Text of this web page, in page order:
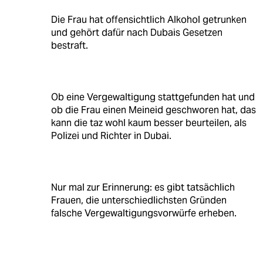
Die Frau hat offensichtlich Alkohol getrunken
und gehört dafür nach Dubais Gesetzen
bestraft.
Ob eine Vergewaltigung stattgefunden hat und
ob die Frau einen Meineid geschworen hat, das
kann die taz wohl kaum besser beurteilen, als
Polizei und Richter in Dubai.
Nur mal zur Erinnerung: es gibt tatsächlich
Frauen, die unterschiedlichsten Gründen
falsche Vergewaltigungsvorwürfe erheben.